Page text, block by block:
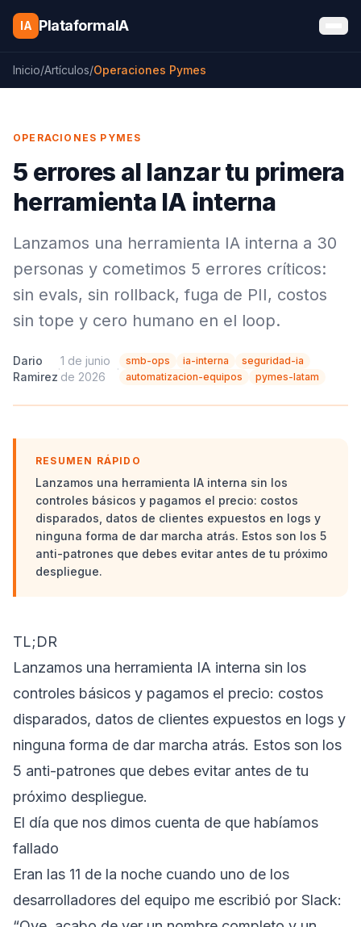
Saltar al contenido
IA PlataformaIA
Inicio/Artículos/Operaciones Pymes
OPERACIONES PYMES
5 errores al lanzar tu primera
herramienta IA interna
Lanzamos una herramienta IA interna a 30
personas y cometimos 5 errores críticos:
sin evals, sin rollback, fuga de PII, costos
sin tope y cero humano en el loop.
Dario
Ramirez
·
1 de junio
de 2026
·
smb-ops ia-interna
seguridad-ia
automatizacion-equipos
pymes-latam
RESUMEN RÁPIDO
Lanzamos una herramienta IA interna sin los
controles básicos y pagamos el precio: costos
disparados, datos de clientes expuestos en logs y
ninguna forma de dar marcha atrás. Estos son los 5
anti-patrones que debes evitar antes de tu próximo
despliegue.
TL;DR
Lanzamos una herramienta IA interna sin los
controles básicos y pagamos el precio: costos
disparados, datos de clientes expuestos en logs y
ninguna forma de dar marcha atrás. Estos son los
5 anti-patrones que debes evitar antes de tu
próximo despliegue.
El día que nos dimos cuenta de que habíamos
fallado
Eran las 11 de la noche cuando uno de los
desarrolladores del equipo me escribió por Slack: